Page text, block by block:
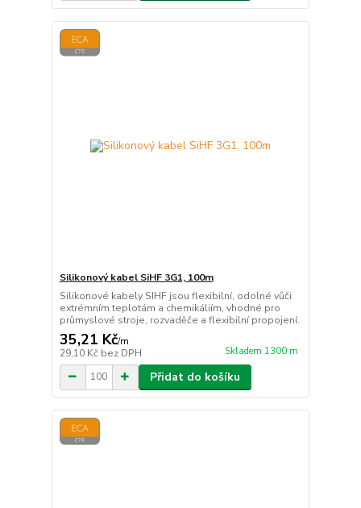
Silikonový kabel SiHF 3G1, 100m
Silikonové kabely SIHF jsou flexibilní, odolné vůči
extrémním teplotám a chemikáliím, vhodné pro
průmyslové stroje, rozvaděče a flexibilní propojení.
35,21 Kč/m
29,10 Kč bez DPH Skladem 1300 m
Přidat do košíku